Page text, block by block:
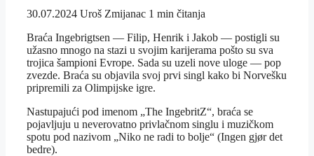
30.07.2024 Uroš Zmijanac 1 min čitanja
Braća Ingebrigtsen — Filip, Henrik i Jakob — postigli su
užasno mnogo na stazi u svojim karijerama pošto su sva
trojica šampioni Evrope. Sada su uzeli nove uloge — pop
zvezde. Braća su objavila svoj prvi singl kako bi Norvešku
pripremili za Olimpijske igre.
Nastupajući pod imenom „The IngebritZ“, braća se
pojavljuju u neverovatno privlačnom singlu i muzičkom
spotu pod nazivom „Niko ne radi to bolje“ (Ingen gjør det
bedre).